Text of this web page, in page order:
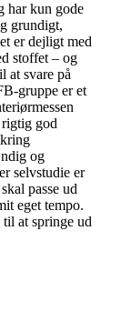
har kun gode
grundigt,
er dejligt med
stoffet – og
at svare på
gruppe er et
god
og
selvstudie er
passe ud
eget tempo.
at springe ud